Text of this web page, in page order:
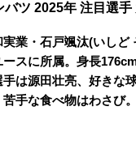
バツ 2025年 注目選手
実業・石戸颯汰(いしど
ースに所属。身長
手は源田壮亮、好きな
苦手な食べ物はわさび